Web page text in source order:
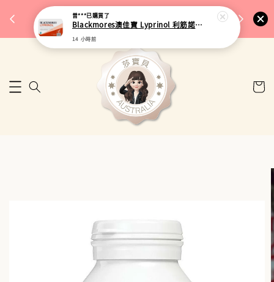
🎉 77購物節｜保健品滿額最低 91 折
來去逛逛
🚚 台
曾***已購買了
Blackmores澳佳寶 Lyprinol 利筋諾風濕關節膠囊 100粒
14 小時前